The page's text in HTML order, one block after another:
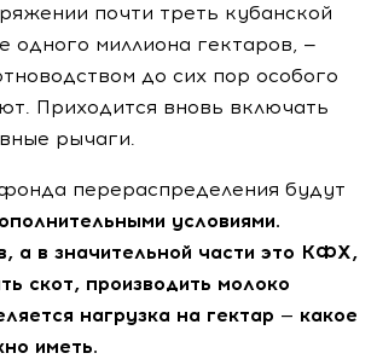
почти треть кубанской
одного миллиона гектаров, —
до сих пор особого
Приходится вновь включать
рычаги.
перераспределения будут
условиями.
а в значительной части это КФХ,
скот, производить молоко
нагрузка на гектар — какое
иметь.